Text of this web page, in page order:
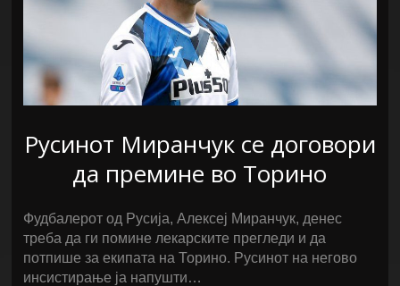
Русинот Миранчук се договори
да премине во Торино
Фудбалерот од Русија, Алексеј Миранчук, денес
треба да ги помине лекарските прегледи и да
потпише за екипата на Торино. Русинот на негово
инсистирање ја напушти…